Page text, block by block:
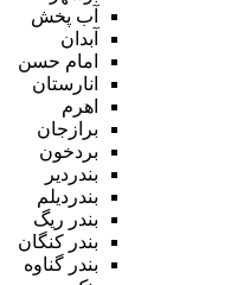
آب پخش
آبدان
امام حسن
انارستان
اهرم
برازجان
بردخون
بندردیر
بندردیلم
بندر ریگ
بندر کنگان
بندر گناوه